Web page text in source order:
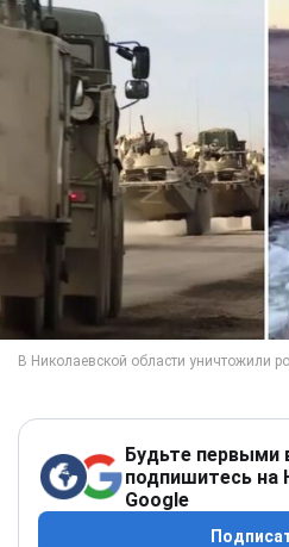
Будьте первыми
подпишитесь на
Google